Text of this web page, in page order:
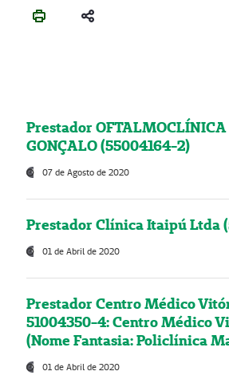
Prestador OFTALMOCLÍNICA
GONÇALO (55004164-2)
07 de Agosto de 2020
Prestador Clínica Itaipú Ltda
01 de Abril de 2020
Prestador Centro Médico
51004350-4: Centro Médico
(Nome Fantasia: Policlínica
01 de Abril de 2020